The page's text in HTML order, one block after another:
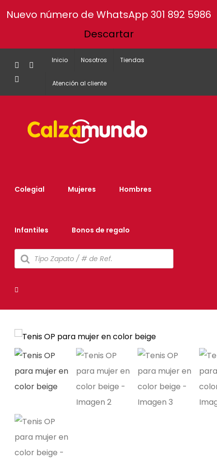
Nuevo número de WhatsApp 301 892 5986
Descartar
FacebookInstagram
Inicio Nosotros Tiendas
Atención al cliente
Colegial Mujeres Hombres
Infantiles Bonos de regalo
Búsqueda
de
productos